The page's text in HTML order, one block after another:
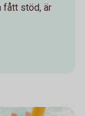
fått stöd, är